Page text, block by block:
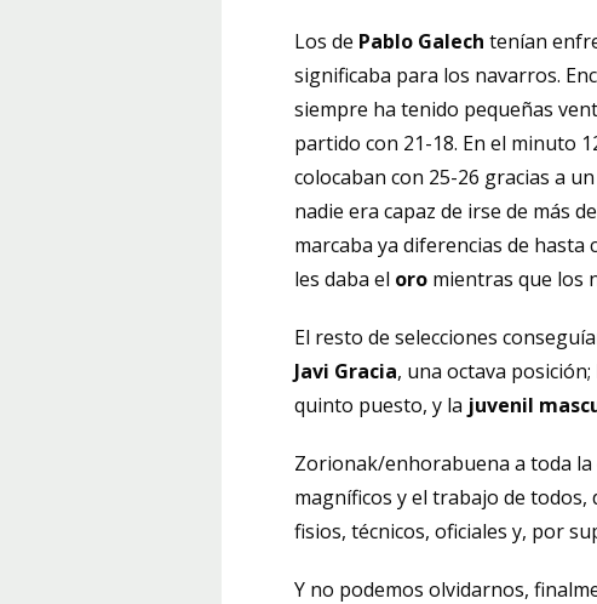
Los de Pablo Galech tenían
significaba para los navarros.
siempre ha tenido pequeñas
partido con 21-18. En el minuto
colocaban con 25-26 gracias a
nadie era capaz de irse de más
marcaba ya diferencias de
les daba el oro mientras que los
El resto de selecciones
Javi Gracia, una octava posición;
quinto puesto, y la juvenil
Zorionak/enhorabuena a toda la
magníficos y el trabajo de todos,
fisios, técnicos, oficiales y, por
Y no podemos olvidarnos,